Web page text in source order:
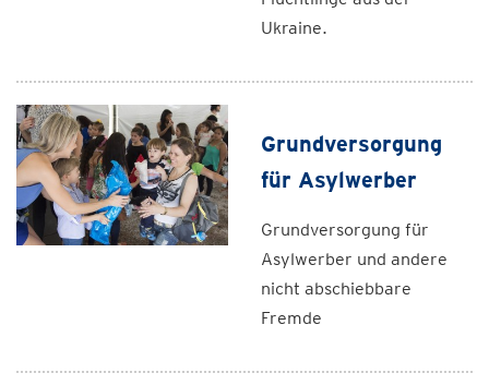
Ukraine.
Grundversorgung
für Asylwerber
Grundversorgung für
Asylwerber und andere
nicht abschiebbare
Fremde